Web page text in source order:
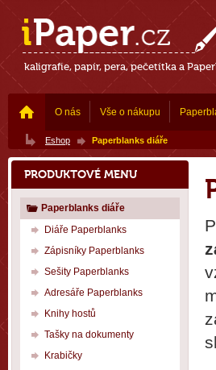
kaligrafie, papír, pera, pečetítka a
O nás Vše o nákupu
Eshop Paperblanks diáře
PRODUKTOVÉ MENU
Paperblanks diáře
Diáře Paperblanks
Zápisníky Paperblanks
Sešity Paperblanks
Adresáře Paperblanks
Knihy hostů
Tašky na dokumenty
Krabičky